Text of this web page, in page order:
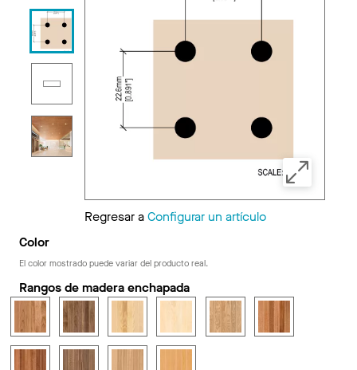
Regresar aConfigurar un artículo
Color
El color mostrado puede variar del producto real.
Rangos de madera enchapada